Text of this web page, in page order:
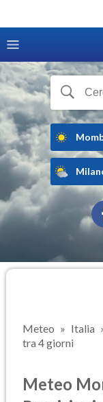
Meteo Italia
tra 4 giorni
Meteo